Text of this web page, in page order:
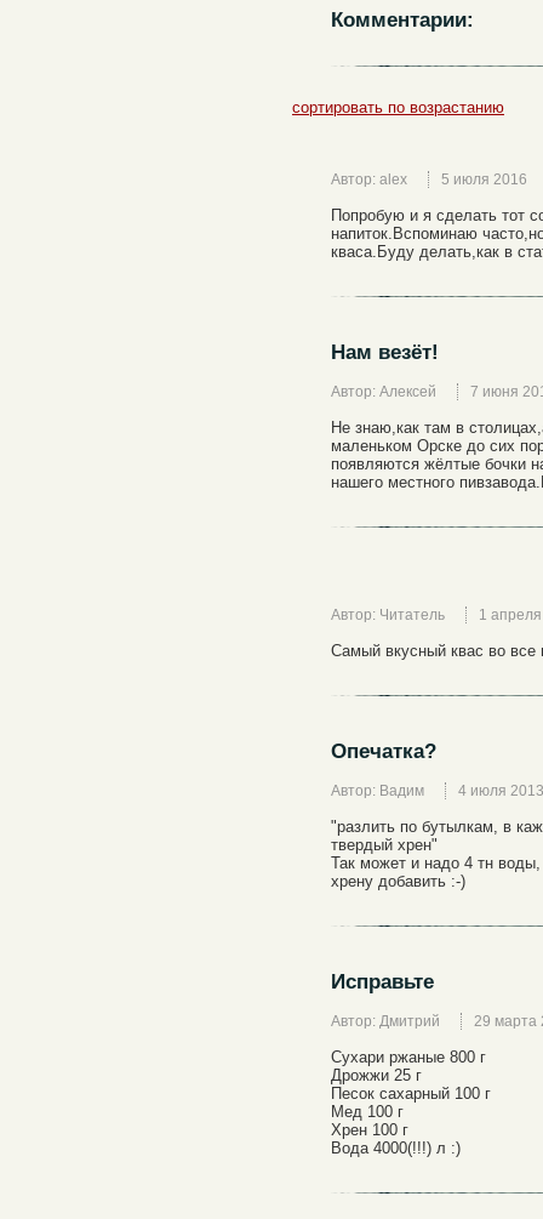
Комментарии:
сортировать по возрастанию
Автор: alex 5 июля 2016
Попробую и я сделать тот
напиток.Вспоминаю
кваса.Буду делать,как в
Нам везёт!
Автор: Алексей 7 июня
Не знаю,как там в
маленьком Орске до сих
появляются жёлтые бочки
нашего местного
Автор: Читатель 1
Самый вкусный квас во все
Опечатка?
Автор: Вадим 4 июля 2013
"разлить по бутылкам, в
твердый хрен"
Так может и надо 4 тн
хрену добавить :-)
Исправьте
Автор: Дмитрий 29 марта
Сухари ржаные 800 г
Дрожжи 25 г
Песок сахарный 100 г
Мед 100 г
Хрен 100 г
Вода 4000(!!!) л :)